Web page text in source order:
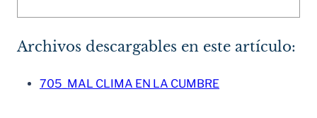
Archivos descargables en este artículo:
705_MAL CLIMA EN LA CUMBRE